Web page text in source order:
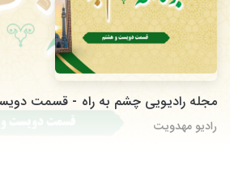
مجله رادیویی چشم به راه - قسمت
رادیو مهدویت